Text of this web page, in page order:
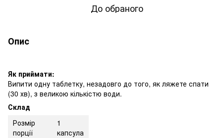
До обраного
Опис
Як приймати:
Випити одну таблетку, незадовго до того, як ляжете спати
(30 хв), з великою кількістю води.
Склад
Розмір
порції
1
капсула